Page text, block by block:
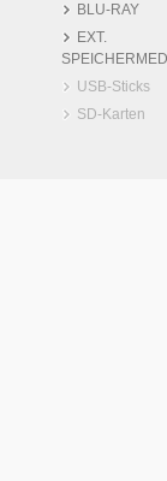
BLU-RAY
EXT.
USB-Sticks
SD-Karten